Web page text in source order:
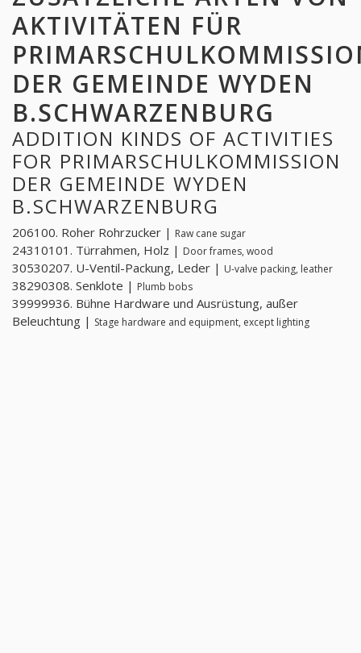
AKTIVITÄTEN FÜR
DER GEMEINDE WYDEN
B.SCHWARZENBURG
ADDITION KINDS OF ACTIVITIES
FOR PRIMARSCHULKOMMISSION
DER GEMEINDE WYDEN
B.SCHWARZENBURG
206100. Roher Rohrzucker | Raw cane sugar
24310101. Türrahmen, Holz | Door frames, wood
30530207. U-Ventil-Packung, Leder | U-valve packing, leather
38290308. Senklote | Plumb bobs
39999936. Bühne Hardware und Ausrüstung, außer
Beleuchtung | Stage hardware and equipment, except lighting